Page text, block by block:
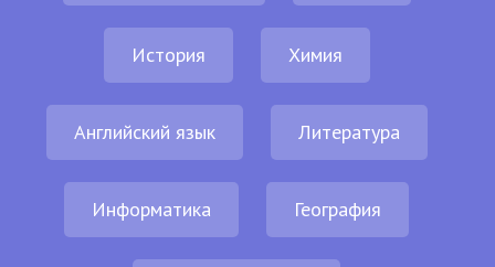
История Химия
Английский язык Литература
Информатика География